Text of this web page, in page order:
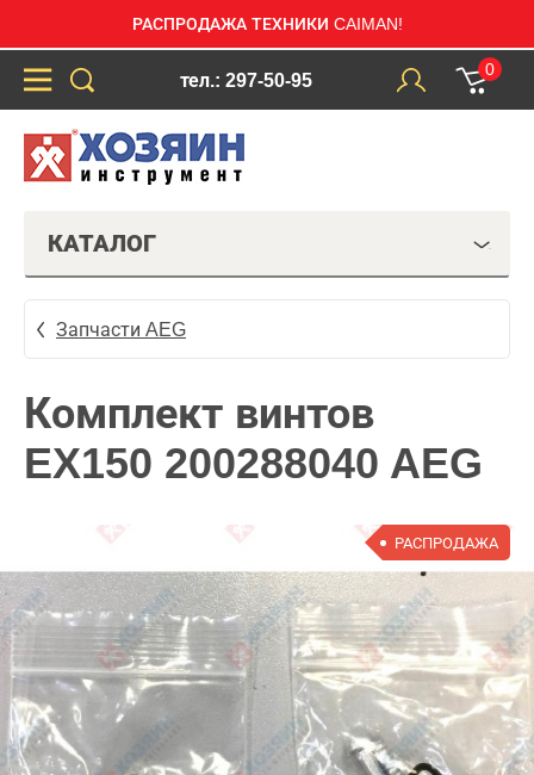
РАСПРОДАЖА ТЕХНИКИ CAIMAN!
тел.: 297-50-95
0
КАТАЛОГ
Запчасти AEG
Комплект винтов
EX150 200288040 AEG
РАСПРОДАЖА